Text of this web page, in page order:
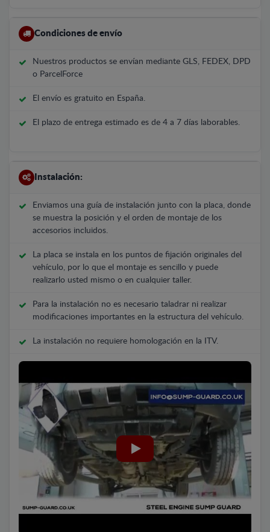
Condiciones de envío
Nuestros productos se envían mediante GLS, FEDEX, DPD
o ParcelForce
El envío es gratuito en España.
El plazo de entrega estimado es de 4 a 7 días laborables.
Instalación:
Enviamos una guía de instalación junto con la placa, donde
se muestra la posición y el orden de montaje de los
accesorios incluidos.
La placa se instala en los puntos de fijación originales del
vehículo, por lo que el montaje es sencillo y puede
realizarlo usted mismo o en cualquier taller.
Para la instalación no es necesario taladrar ni realizar
modificaciones importantes en la estructura del vehículo.
La instalación no requiere homologación en la ITV.